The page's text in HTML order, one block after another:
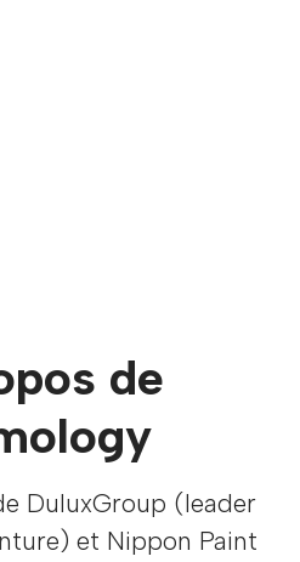
de
DuluxGroup (leader
et Nippon Paint